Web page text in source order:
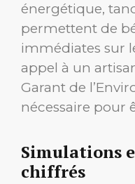
énergétique,
permettent de
immédiates sur
appel à un
Garant de
nécessaire pour
Simulations
chiffrés